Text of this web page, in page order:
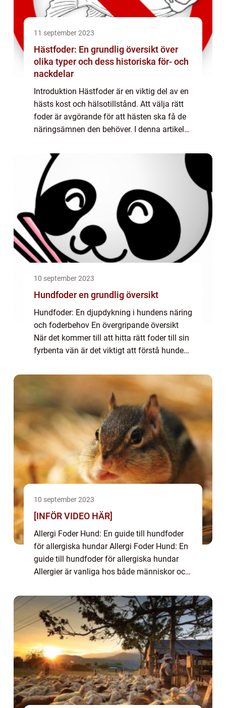
11 september 2023
Hästfoder: En grundlig översikt över
olika typer och dess historiska för- och
nackdelar
Introduktion Hästfoder är en viktig del av en
hästs kost och hälsotillstånd. Att välja rätt
foder är avgörande för att hästen ska få de
näringsämnen den behöver. I denna artikel
presentation av hästfoder, beskriva olika...
10 september 2023
Hundfoder en grundlig översikt
Hundfoder: En djupdykning i hundens näring
och foderbehov En övergripande översikt
När det kommer till att hitta rätt foder till sin
fyrbenta vän är det viktigt att förstå hundens
uppfyller dessa behov på bäst...
10 september 2023
[INFÖR VIDEO HÄR]
Allergi Foder Hund: En guide till hundfoder
för allergiska hundar Allergi Foder Hund: En
guide till hundfoder för allergiska hundar
Allergier är vanliga hos både människor och
matallergier en utmaning för h...